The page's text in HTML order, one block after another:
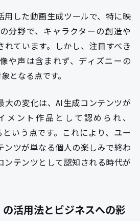
用した動画生成ツールで、特に映
分野で、キャラクターの創造や
れています。しかし、注目すべき
や声は含まれず、ディズニーの
となる点です。
大の変化は、AI生成コンテンツが
メント作品として認められ、
いう点です。これにより、ユー
ンツが単なる個人の楽しみで終わ
ンテンツとして認知される時代が
の活用法とビジネスへの影